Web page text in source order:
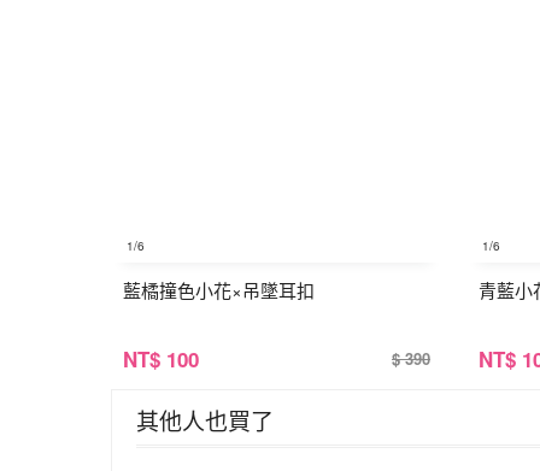
1/6
藍橘撞色小花×吊墜耳扣
NT$ 100 $ 390
1/6
青藍小
NT$
其他人也買了